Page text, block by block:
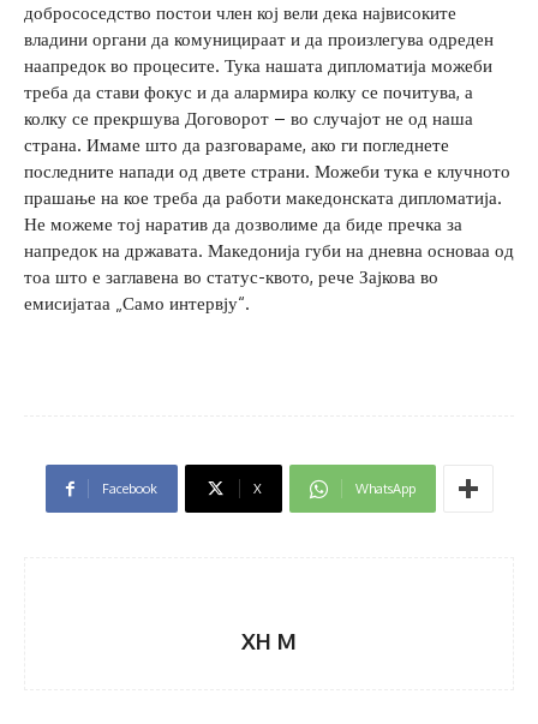
добрососедство постои член кој вели дека највисоките
владини органи да комуницираат и да произлегува одреден
наапредок во процесите. Тука нашата дипломатија можеби
треба да стави фокус и да алармира колку се почитува, а
колку се прекршува Договорот – во случајот не од наша
страна. Имаме што да разговараме, ако ги погледнете
последните напади од двете страни. Можеби тука е клучното
прашање на кое треба да работи македонската дипломатија.
Не можеме тој наратив да дозволиме да биде пречка за
напредок на државата. Македонија губи на дневна основаа од
тоа што е заглавена во статус-квото, рече Зајкова во
емисијатаа „Само интервју“.
Facebook X WhatsApp
XH M